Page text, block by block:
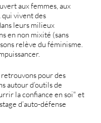
aux femmes, aux
vivent des
leurs milieux
en non mixité (sans
relève du féminisme.
pour des
autour d’outils de
la confiance en soi" et
d’auto-défense